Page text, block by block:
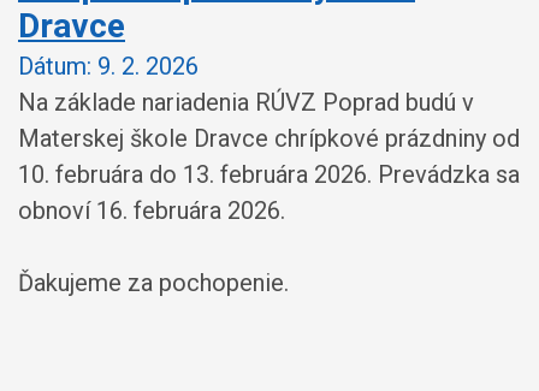
Dravce
Dátum: 9. 2. 2026
Na základe nariadenia RÚVZ Poprad budú v
Materskej škole Dravce chrípkové prázdniny od
10. februára do 13. februára 2026. Prevádzka sa
obnoví 16. februára 2026.
Ďakujeme za pochopenie.